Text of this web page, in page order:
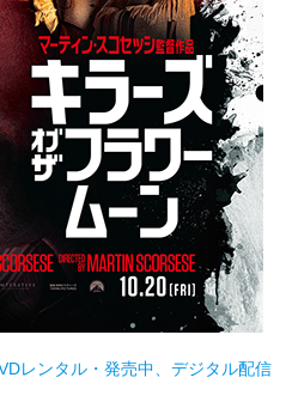
レンタル・発売中、デジタル配信